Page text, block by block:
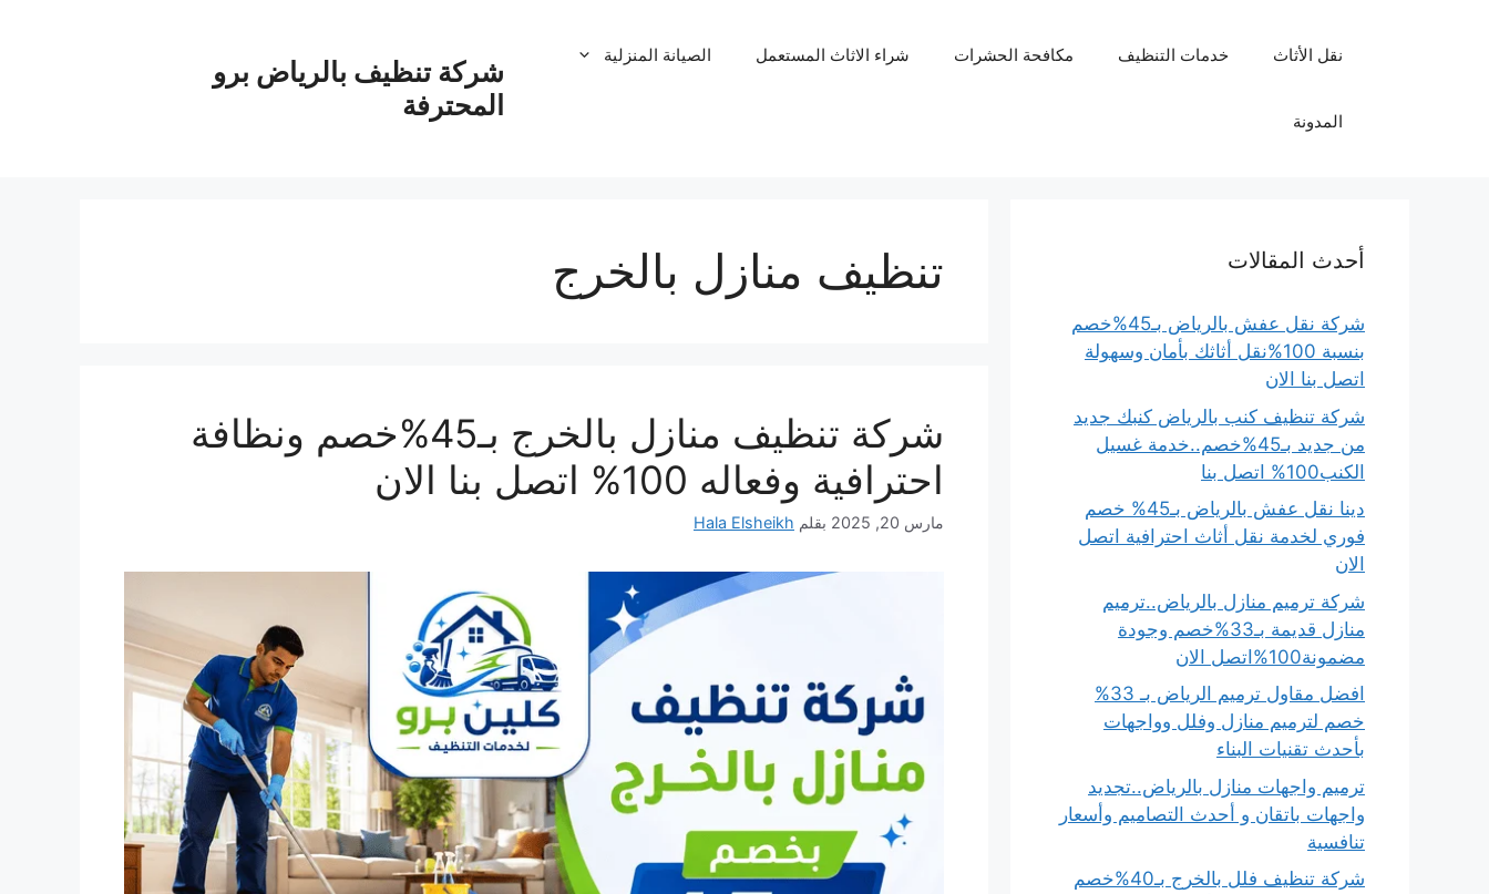
شركة تنظيف بالرياض برو
المحترفة
نقل الأثاث خدمات التنظيف مكافحة الحشرات شراء الاثاث المستعمل الصيانة المنزلية
المدونة
تنظيف منازل بالخرج
شركة تنظيف منازل بالخرج بـ45%خصم ونظافة
احترافية وفعاله 100% اتصل بنا الان
مارس 20, 2025 بقلم Hala Elsheikh
أحدث المقالات
شركة نقل عفش بالرياض بـ45%خصم
بنسبة 100%نقل أثاثك بأمان وسهولة
اتصل بنا الان
شركة تنظيف كنب بالرياض كنبك جديد
من جديد بـ45%خصم..خدمة غسيل
الكنب100% اتصل بنا
دينا نقل عفش بالرياض بـ45% خصم
فوري لخدمة نقل أثاث احترافية اتصل
الان
شركة ترميم منازل بالرياض..ترميم
منازل قديمة بـ33%خصم وجودة
مضمونة100%اتصل الان
افضل مقاول ترميم الرياض بـ 33%
خصم لترميم منازل وفلل وواجهات
بأحدث تقنيات البناء
ترميم واجهات منازل بالرياض..تجديد
واجهات باتقان و أحدث التصاميم وأسعار
تنافسية
شركة تنظيف فلل بالخرج بـ40%خصم